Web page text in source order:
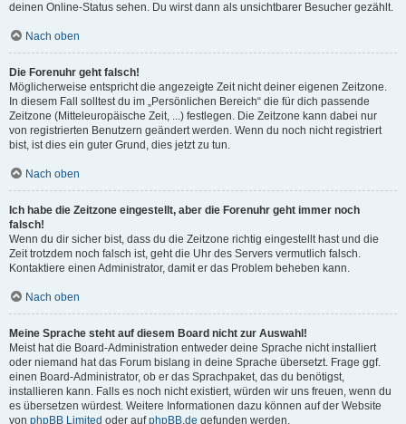
deinen Online-Status sehen. Du wirst dann als unsichtbarer Besucher gezählt.
Nach oben
Die Forenuhr geht falsch!
Möglicherweise entspricht die angezeigte Zeit nicht deiner eigenen Zeitzone.
In diesem Fall solltest du im „Persönlichen Bereich“ die für dich passende
Zeitzone (Mitteleuropäische Zeit, ...) festlegen. Die Zeitzone kann dabei nur
von registrierten Benutzern geändert werden. Wenn du noch nicht registriert
bist, ist dies ein guter Grund, dies jetzt zu tun.
Nach oben
Ich habe die Zeitzone eingestellt, aber die Forenuhr geht immer noch
falsch!
Wenn du dir sicher bist, dass du die Zeitzone richtig eingestellt hast und die
Zeit trotzdem noch falsch ist, geht die Uhr des Servers vermutlich falsch.
Kontaktiere einen Administrator, damit er das Problem beheben kann.
Nach oben
Meine Sprache steht auf diesem Board nicht zur Auswahl!
Meist hat die Board-Administration entweder deine Sprache nicht installiert
oder niemand hat das Forum bislang in deine Sprache übersetzt. Frage ggf.
einen Board-Administrator, ob er das Sprachpaket, das du benötigst,
installieren kann. Falls es noch nicht existiert, würden wir uns freuen, wenn du
es übersetzen würdest. Weitere Informationen dazu können auf der Website
von phpBB Limited oder aufphpBB.de gefunden werden.